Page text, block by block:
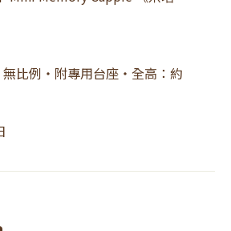
比例・附專用台座・全高：約